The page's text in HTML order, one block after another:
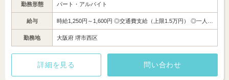
勤務形態 パート・アルバイト
給与 時給1,250円～1,600円 ◎交通費支給（上限1.5万円） ◎一人…
勤務地 大阪府 堺市西区
詳細を見る 問い合わせ